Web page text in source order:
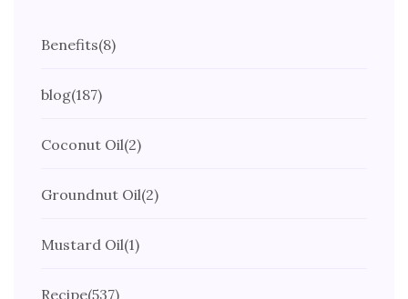
Benefits(8)
blog(187)
Coconut Oil(2)
Groundnut Oil(2)
Mustard Oil(1)
Recipe(537)